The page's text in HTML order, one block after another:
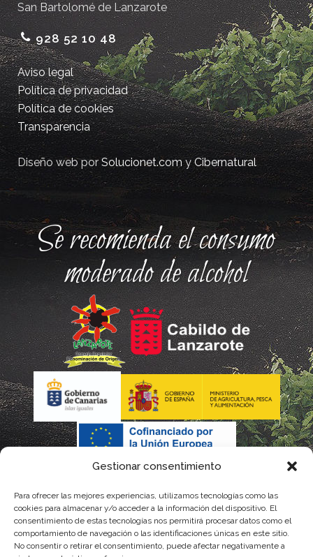
Gestionar consentimiento
Para ofrecer las mejores experiencias, utilizamos tecnologías como las
cookies para almacenar y/o acceder a la información del dispositivo. El
consentimiento de estas tecnologías nos permitirá procesar datos como el
comportamiento de navegación o las identificaciones únicas en este sitio.
No consentir o retirar el consentimiento, puede afectar negativamente a
San Bartolomé de Lanzarote
928 52 10 48
Aviso legal
Política de privacidad
Política de cookies
Transparencia
Diseño web porSolucionet.comyCibernatural
Se recomienda el consumo
moderado de alcohol